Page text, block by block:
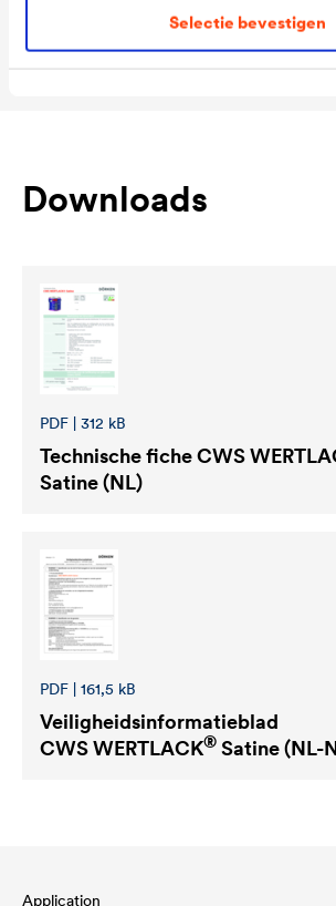
Selectie bevestigen
MIX
1,0 L / 2,5 L / 10 L
Downloads
PDF | 312 kB
Technische ficheCWS
Satine (NL)
PDF | 161,5 kB
Veiligheidsinformatieblad
CWS WERTLACK® Satine (NL-
Application